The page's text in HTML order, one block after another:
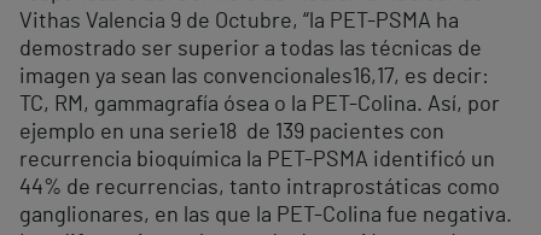
Vithas Valencia 9 de Octubre, “la PET-PSMA ha
demostrado ser superior a todas las técnicas de
imagen ya sean las convencionales16,17, es decir:
TC, RM, gammagrafía ósea o la PET-Colina. Así, por
ejemplo en una serie18 de 139 pacientes con
recurrencia bioquímica la PET-PSMA identificó un
44% de recurrencias, tanto intraprostáticas como
ganglionares, en las que la PET-Colina fue negativa.